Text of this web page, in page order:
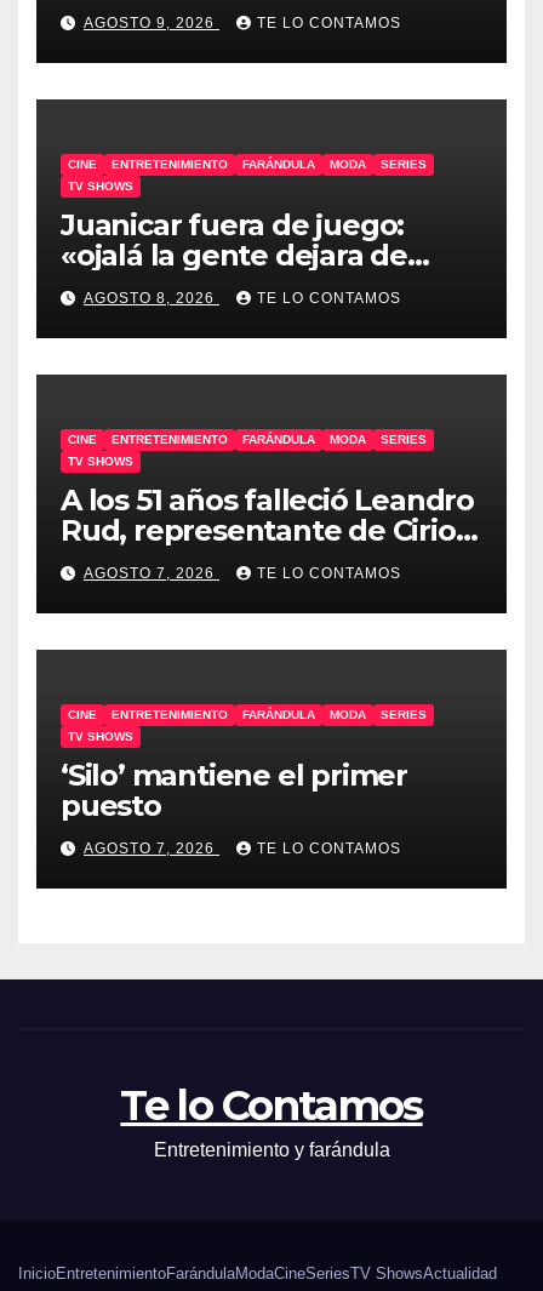
AGOSTO 9, 2026 TE LO CONTAMOS
CINE ENTRETENIMIENTO FARÁNDULA MODA
SERIES
TV SHOWS
Juanicar fuera de juego:
«ojalá la gente dejara de
odiar tanto»
AGOSTO 8, 2026 TE LO CONTAMOS
CINE ENTRETENIMIENTO FARÁNDULA MODA
SERIES
TV SHOWS
A los 51 años falleció Leandro
Rud, representante de Cirio,
Loly, Marengo y Maglietti
AGOSTO 7, 2026 TE LO CONTAMOS
CINE ENTRETENIMIENTO FARÁNDULA MODA
SERIES
TV SHOWS
‘Silo’ mantiene el primer
puesto
AGOSTO 7, 2026 TE LO CONTAMOS
Te lo Contamos
Entretenimiento y farándula
InicioEntretenimientoFarándulaModaCineSeriesTV ShowsActualidad